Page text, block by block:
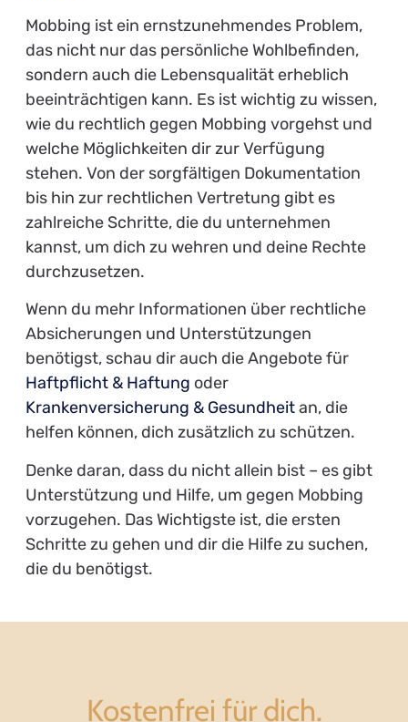
Mobbing ist ein ernstzunehmendes Problem,
das nicht nur das persönliche Wohlbefinden,
sondern auch die Lebensqualität erheblich
beeinträchtigen kann. Es ist wichtig zu wissen,
wie du rechtlich gegen Mobbing vorgehst und
welche Möglichkeiten dir zur Verfügung
stehen. Von der sorgfältigen Dokumentation
bis hin zur rechtlichen Vertretung gibt es
zahlreiche Schritte, die du unternehmen
kannst, um dich zu wehren und deine Rechte
durchzusetzen.
Wenn du mehr Informationen über rechtliche
Absicherungen und Unterstützungen
benötigst, schau dir auch die Angebote für
Haftpflicht & Haftung oder
Krankenversicherung & Gesundheitan, die
helfen können, dich zusätzlich zu schützen.
Denke daran, dass du nicht allein bist – es gibt
Unterstützung und Hilfe, um gegen Mobbing
vorzugehen. Das Wichtigste ist, die ersten
Schritte zu gehen und dir die Hilfe zu suchen,
die du benötigst.
Kostenfrei für dich.